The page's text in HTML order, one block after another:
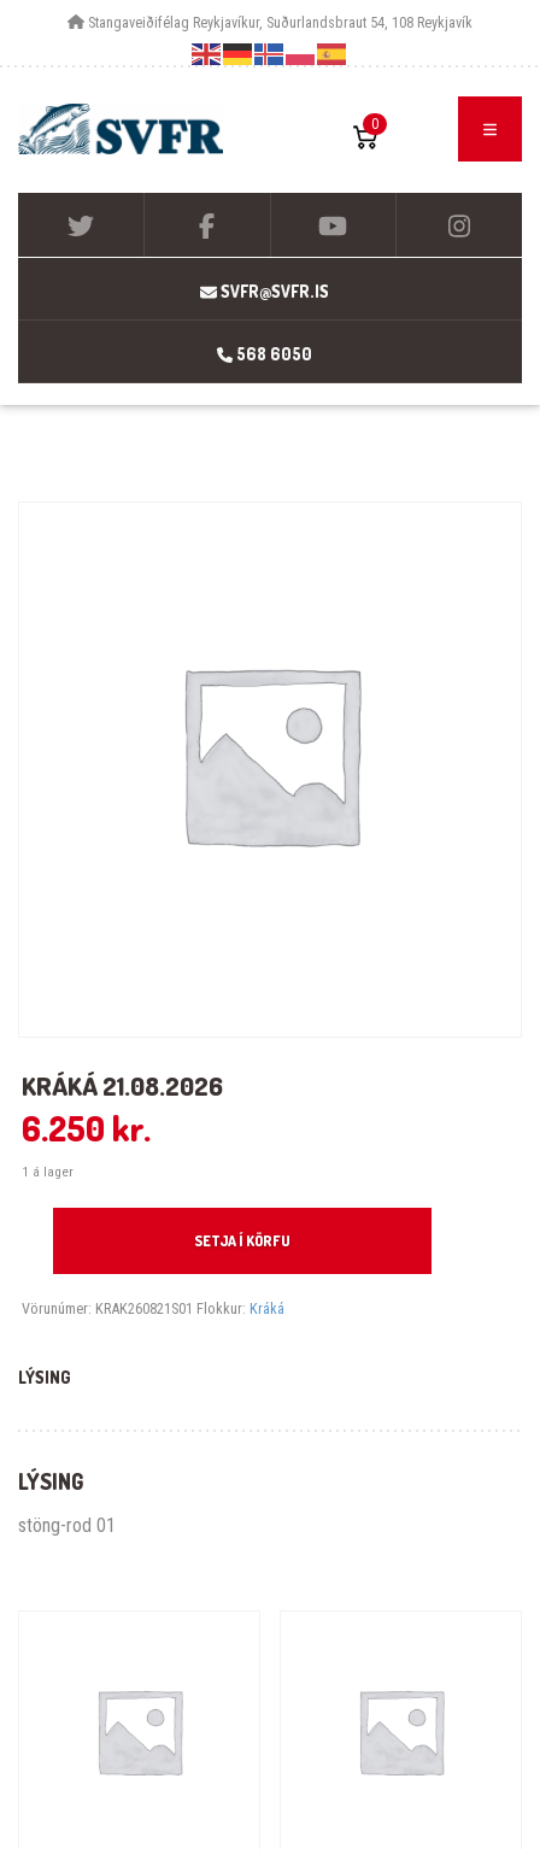
Stangaveiðifélag Reykjavíkur, Suðurlandsbraut 54, 108 Reykjavík
0
SVFR@SVFR.IS
568 6050
KRÁKÁ 21.08.2026
6.250 kr.
1 á lager
SETJA Í KÖRFU
Vörunúmer: KRAK260821S01 Flokkur: Kráká
LÝSING
LÝSING
stöng-rod 01